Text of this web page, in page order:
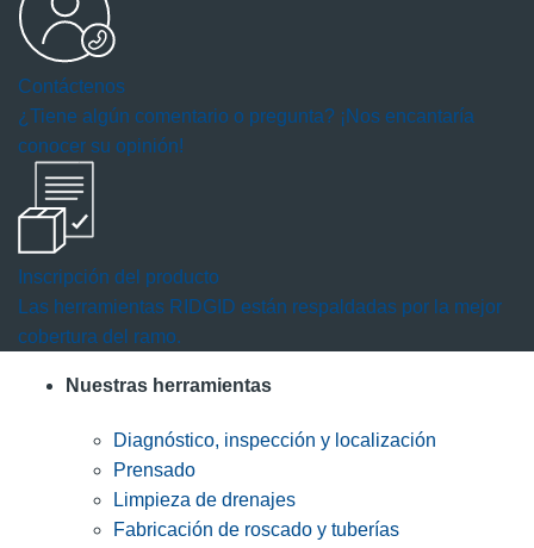
Contáctenos
¿Tiene algún comentario o pregunta? ¡Nos encantaría
conocer su opinión!
Inscripción del producto
Las herramientas RIDGID están respaldadas por la mejor
cobertura del ramo.
Nuestras herramientas
Diagnóstico, inspección y localización
Prensado
Limpieza de drenajes
Fabricación de roscado y tuberías